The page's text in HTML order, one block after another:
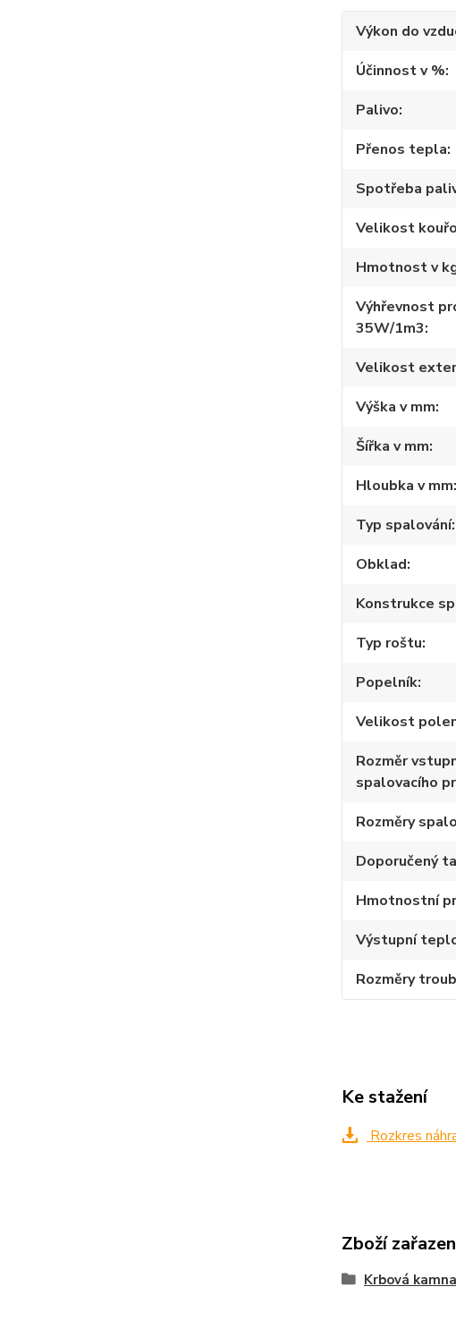
Výkon do
Účinnost v %
Palivo
Přenos tepla
Spotřeba
Velikost
Hmotnost v
Výhřevnost
35W/1m3
Velikost
Výška v mm
Šířka v mm
Hloubka v mm
Typ spalování
Obklad
Konstrukce
Typ roštu
Popelník
Velikost
Rozměr
spalovacího
Rozměry
Doporučený
Hmotnostní
Výstupní
Rozměry
Ke stažení
Rozkres
Zboží
Krbová